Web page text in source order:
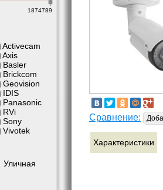
1874789
Activecam
Axis
Basler
Brickcom
Geovision
IDIS
Panasonic
RVi
Sony
Vivotek
Уличная
Сравнение:
Характеристики